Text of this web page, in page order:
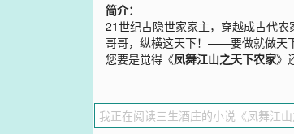
简介：
21世纪古隐世家家主，穿越成古代
哥哥，纵横这天下！——要做就做天
您要是觉得《凤舞江山之天下农家》